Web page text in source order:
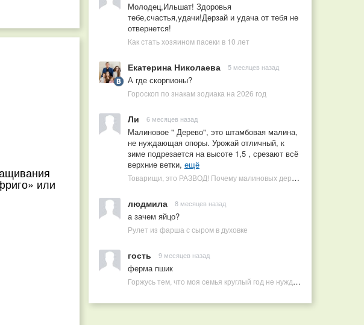
или
Молодец,Ильшат! Здоровья
тебе,счастья,удачи!Дерзай и удача от тебя не
отвернется!
Как стать хозяином пасеки в 10 лет
Екатерина Николаева 5 месяцев назад
А где скорпионы?
Гороскоп по знакам зодиака на 2026 год
Ли 6 месяцев назад
Малиновое " Дерево", это штамбовая малина,
не нуждающая опоры. Урожай отличный, к
зиме подрезается на высоте 1,5 , срезают всё
верхние ветки, ещё
Товарищи, это РАЗВОД! Почему малиновых деревьев не бывает, или Как ушлые продавцы наживаются на мечтах садоводов
людмила 8 месяцев назад
а зачем яйцо?
Рулет из фарша с сыром в духовке
гость 9 месяцев назад
ферма пшик
Горжусь тем, что моя семья круглый год не нуждается в покупных витаминах